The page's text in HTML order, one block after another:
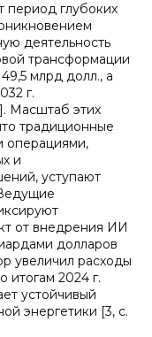
период глубоких
деятельность
трансформации
млрд долл., а
г.
Масштаб этих
традиционные
операциями,
и
уступают
от внедрения ИИ
долларов
увеличил расходы
итогам 2024 г.
устойчивый
энергетики [3, с.